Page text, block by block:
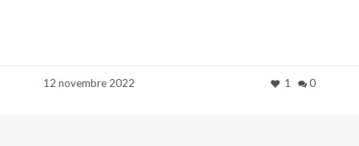
12 novembre 2022 1 0